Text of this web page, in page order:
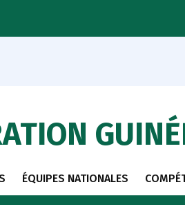
ÉQUIPES NATIONALES